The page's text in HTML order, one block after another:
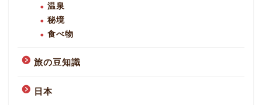
温泉
秘境
食べ物
旅の豆知識
日本